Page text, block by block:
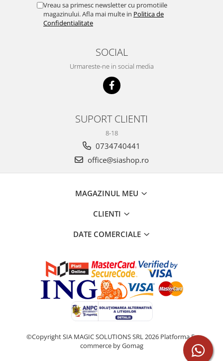
Vreau sa primesc newsletter cu promotiile
magazinului. Afla mai multe in Politica de
Confidentialitate
SOCIAL
Urmareste-ne in social media
SUPORT CLIENTI
8-18
0734740441
office@siashop.ro
MAGAZINUL MEU
CLIENTI
DATE COMERCIALE
©Copyright SIA MAGIC SOLUTIONS SRL 2026 Platforma E-
commerce by Gomag